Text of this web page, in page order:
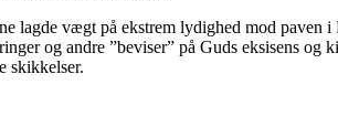
lagde vægt på ekstrem lydighed mod paven
og andre ”beviser” på Guds eksisens og
skikkelser.